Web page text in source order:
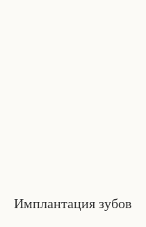
Имплантация зубов